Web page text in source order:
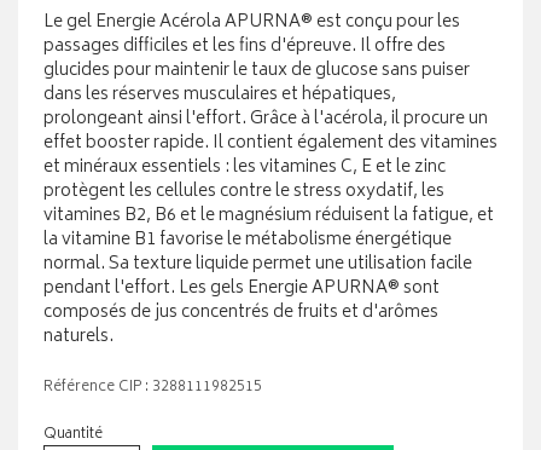
Le gel Energie Acérola APURNA® est conçu pour les
passages difficiles et les fins d'épreuve. Il offre des
glucides pour maintenir le taux de glucose sans puiser
dans les réserves musculaires et hépatiques,
prolongeant ainsi l'effort. Grâce à l'acérola, il procure un
effet booster rapide. Il contient également des vitamines
et minéraux essentiels : les vitamines C, E et le zinc
protègent les cellules contre le stress oxydatif, les
vitamines B2, B6 et le magnésium réduisent la fatigue, et
la vitamine B1 favorise le métabolisme énergétique
normal. Sa texture liquide permet une utilisation facile
pendant l'effort. Les gels Energie APURNA® sont
composés de jus concentrés de fruits et d'arômes
naturels.
Référence CIP : 3288111982515
Quantité